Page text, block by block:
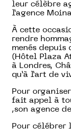
leur célèbre
l’agence
À cette
rendre
menés depuis
(Hôtel Plaza
à Londres,
qu’à l’art de
Pour
fait appel à
,son agence
Pour célébrer